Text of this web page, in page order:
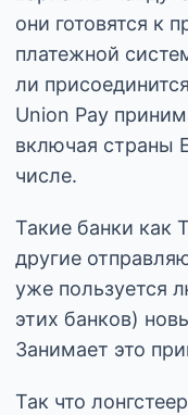
они готовятся к
платежной
ли
Union Pay
включая страны
числе.
Такие банки как
другие
уже пользуется
этих банков)
Занимает это
Так что